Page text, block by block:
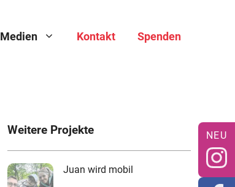
Medien Kontakt Spenden
Weitere Projekte
Juan wird mobil